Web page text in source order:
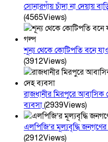
সোনারগাঁয় চাঁদা না দেয়ায়
(4565Views)
শূন্য থেকে কোটিপতি বনে
(3912Views)
রাজধানীর মিরপুরে আবাসিক
ব্যবসা(2939Views)
এলপিজি’র মূল্যবৃদ্ধি জনগণের
(2912Views)